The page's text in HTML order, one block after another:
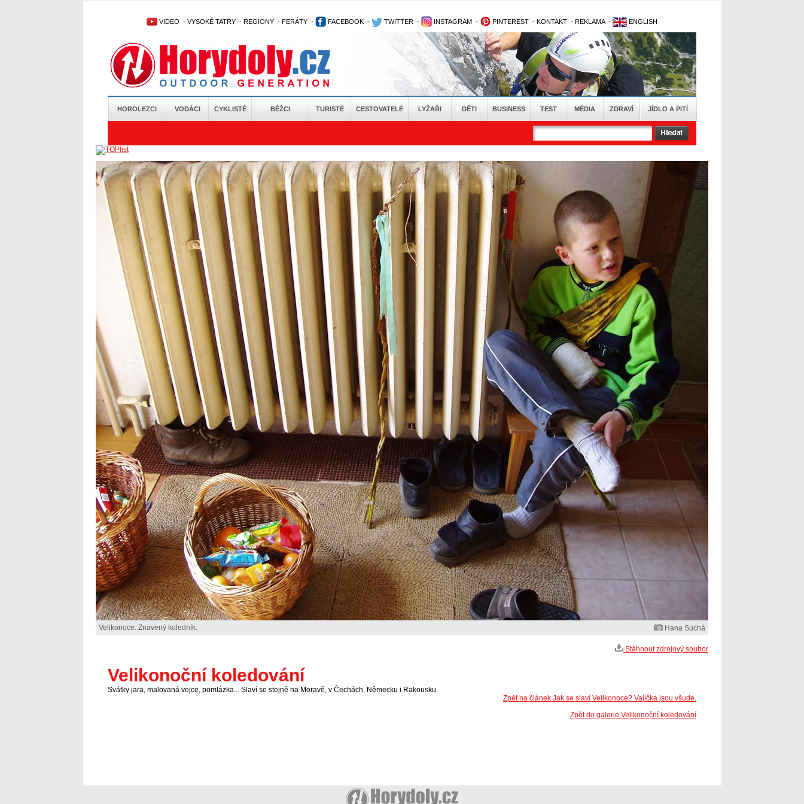
VIDEO - VYSOKÉ TATRY - REGIONY - FERÁTY - FACEBOOK - TWITTER - INSTAGRAM - PINTEREST - KONTAKT - REKLAMA - ENGLISH
HOROLEZCI VODÁCI CYKLISTÉ BĚŽCI TURISTÉ CESTOVATELÉ LYŽAŘI DĚTI BUSINESS TEST MÉDIA ZDRAVÍ JÍDLO A PITÍ
Velikonoce. Znavený koledník. Hana Suchá
Stáhnout zdrojový soubor
Velikonoční koledování
Svátky jara, malovaná vejce, pomlázka... Slaví se stejně na Moravě, v Čechách, Německu i Rakousku.
Zpět na článek Jak se slaví Velikonoce? Vajíčka jsou všude.
Zpět do galerie Velikonoční koledování